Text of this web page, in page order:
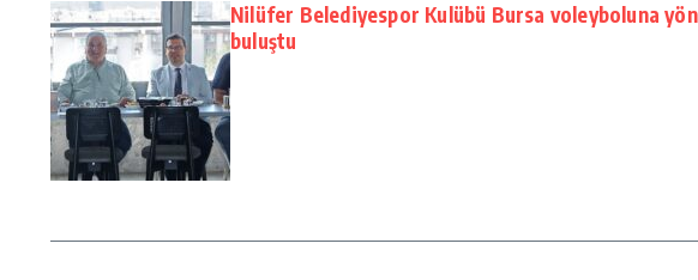
Nilüfer Belediyespor Kulübü Bursa voleyboluna
buluştu